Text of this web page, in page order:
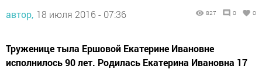
автор, 18 июля 2016 - 07:36 827 0 0
Труженице тыла Ершовой Екатерине Ивановне
исполнилось 90 лет. Родилась Екатерина Ивановна 17